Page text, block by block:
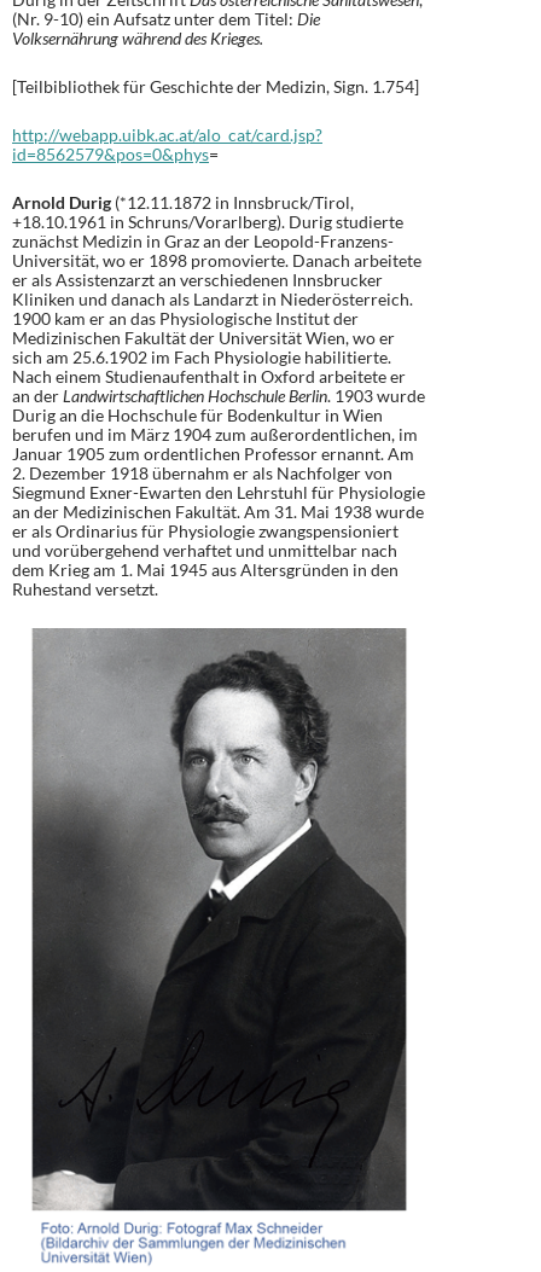
(Nr. 9-10) ein Aufsatz unter dem Titel: Die
Volksernährung während des Krieges.
[Teilbibliothek für Geschichte der Medizin, Sign. 1.754]
http://webapp.uibk.ac.at/alo_cat/card.jsp?
id=8562579&pos=0&phys=
Arnold Durig (*12.11.1872 in Innsbruck/Tirol,
+18.10.1961 in Schruns/Vorarlberg). Durig studierte
zunächst Medizin in Graz an der Leopold-Franzens-
Universität, wo er 1898 promovierte. Danach arbeitete
er als Assistenzarzt an verschiedenen Innsbrucker
Kliniken und danach als Landarzt in Niederösterreich.
1900 kam er an das Physiologische Institut der
Medizinischen Fakultät der Universität Wien, wo er
sich am 25.6.1902 im Fach Physiologie habilitierte.
Nach einem Studienaufenthalt in Oxford arbeitete er
an derLandwirtschaftlichen Hochschule Berlin. 1903 wurde
Durig an die Hochschule für Bodenkultur in Wien
berufen und im März 1904 zum außerordentlichen, im
Januar 1905 zum ordentlichen Professor ernannt. Am
2. Dezember 1918 übernahm er als Nachfolger von
Siegmund Exner-Ewarten den Lehrstuhl für Physiologie
an der Medizinischen Fakultät. Am 31. Mai 1938 wurde
er als Ordinarius für Physiologie zwangspensioniert
und vorübergehend verhaftet und unmittelbar nach
dem Krieg am 1. Mai 1945 aus Altersgründen in den
Ruhestand versetzt.